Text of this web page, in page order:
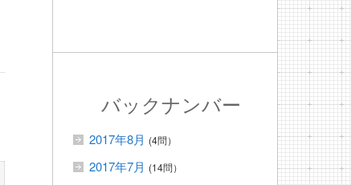
バックナンバー
2017年8月 (4問）
2017年7月 (14問）